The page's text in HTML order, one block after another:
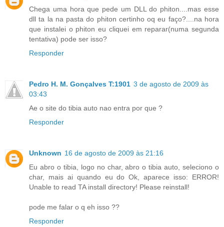
Chega uma hora que pede um DLL do phiton....mas esse
dll ta la na pasta do phiton certinho oq eu faço?....na hora
que instalei o phiton eu cliquei em reparar(numa segunda
tentativa) pode ser isso?
Responder
Pedro H. M. Gonçalves T:1901 3 de agosto de 2009 às
03:43
Ae o site do tibia auto nao entra por que ?
Responder
Unknown 16 de agosto de 2009 às 21:16
Eu abro o tibia, logo no char, abro o tibia auto, seleciono o
char, mais ai quando eu do Ok, aparece isso: ERROR!
Unable to read TA install directory! Please reinstall!
pode me falar o q eh isso ??
Responder